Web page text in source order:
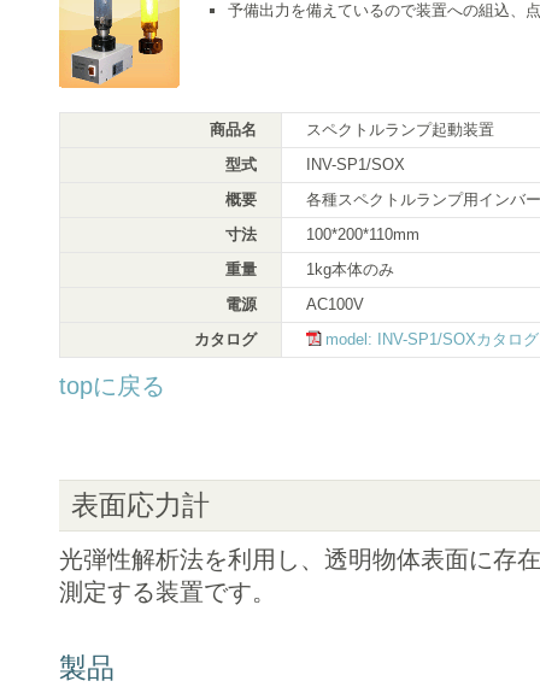
予備出力を備えているので装置への組込、
商品名
スペクトルランプ起動装置
型式
INV-SP1/SOX
概要
各種スペクトルランプ用インバ
寸法
100*200*110mm
重量
1kg本体のみ
電源
AC100V
カタログ
model: INV-SP1/SOXカタログ
topに戻る
表面応力計
光弾性解析法を利用し、透明物体表面に存
測定する装置です。
製品